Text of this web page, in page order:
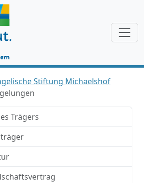
Stiftung Michaelshof
Trägers